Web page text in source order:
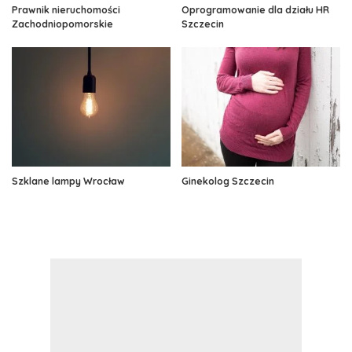
Prawnik nieruchomości
Zachodniopomorskie
Oprogramowanie dla działu HR
Szczecin
Szklane lampy Wrocław Ginekolog Szczecin